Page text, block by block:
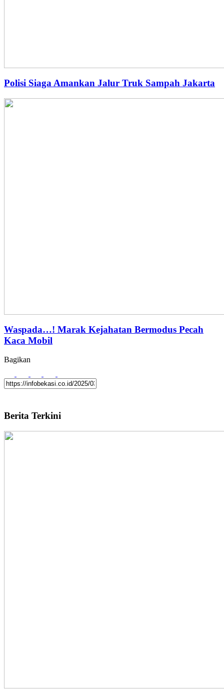
Polisi Siaga Amankan Jalur Truk Sampah Jakarta
Waspada…! Marak Kejahatan Bermodus Pecah
Kaca Mobil
Bagikan
Berita Terkini